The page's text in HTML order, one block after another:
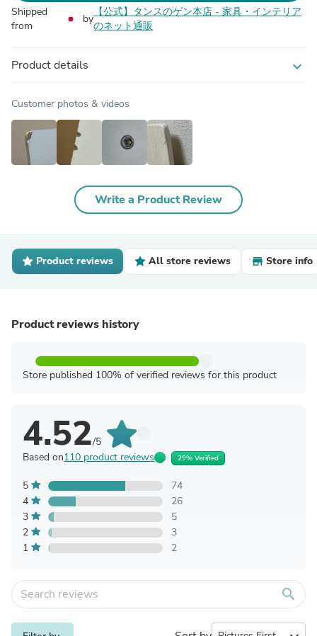
Shipped
from
by
【公式】タンスのゲン本店 - 家具・インテリア
のネット通販
Product details expand_more
Customer photos & videos
Write a Product Review
Product reviews All store reviews Store info
Product reviews history
Store published 100% of verified reviews for this product
4.52/5
Based on110 product reviews 29% Verified
5
74
4
26
3
5
2
3
1
2
search